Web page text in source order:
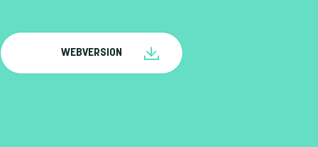
WEBVERSION